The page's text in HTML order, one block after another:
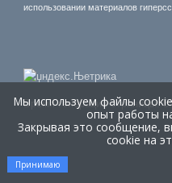
использовании материалов
Время генерации страницы:
Мы используем файлы
опыт работы
Закрывая это сообщение,
cookie на
Принимаю